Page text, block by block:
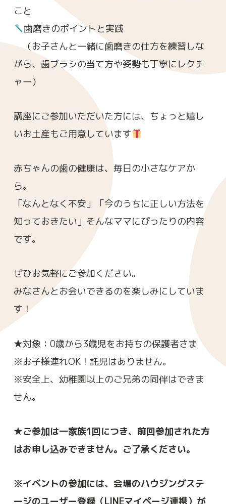
こと
歯磨きのポイントと実践
（お子さんと一緒に歯磨きの仕方を練習しな
がら、歯ブラシの当て方や姿勢も丁寧にレクチ
ャー）
講座にご参加いただいた方には、ちょっと嬉し
いお土産もご用意しています
赤ちゃんの歯の健康は、毎日の小さなケアか
ら。
「なんとなく不安」「今のうちに正しい方法を
知っておきたい」そんなママにぴったりの内容
です。
ぜひお気軽にご参加ください。
みなさんとお会いできるのを楽しみにしていま
す！
★対象：0歳から3歳児をお持ちの保護者さま
※お子様連れOK！託児はありません。
※安全上、幼稚園以上のご兄弟の同伴はできま
せん。
★ご参加は一家族1回につき、前回参加された方
はお申し込みできません。ご了承ください。
※イベントの参加には、会場のハウジングステ
ージのユーザー登録（LINEマイページ連携）が